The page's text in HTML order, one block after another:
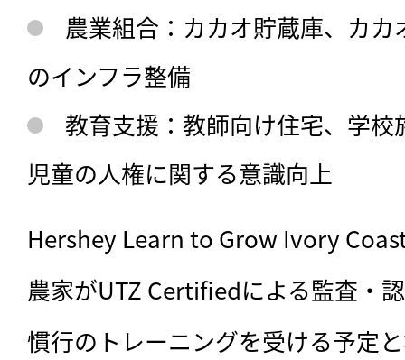
農業組合：カカオ貯蔵庫、カ
のインフラ整備
教育支援：教師向け住宅、学
児童の人権に関する意識向上
Hershey Learn to Grow Ivory
農家がUTZ Certifiedによる監査・
慣行のトレーニングを受ける予定